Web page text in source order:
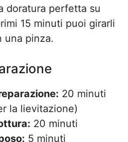
doratura perfetta su
15 minuti puoi girarli
una pinza.
20 minuti
la lievitazione)
20 minuti
5 minuti